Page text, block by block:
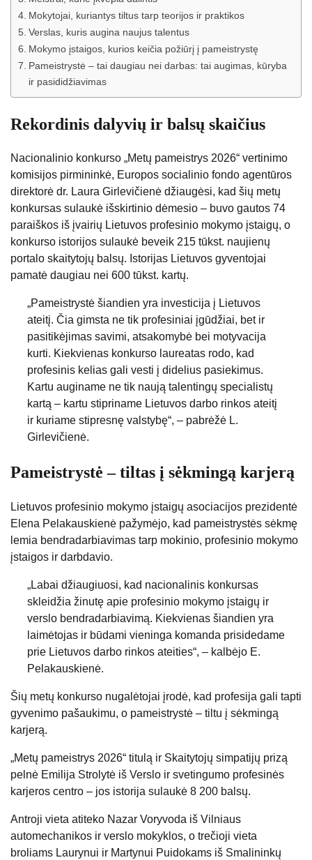
Mokytojai, kuriantys tiltus tarp teorijos ir praktikos
Verslas, kuris augina naujus talentus
Mokymo įstaigos, kurios keičia požiūrį į pameistrystę
Pameistrystė – tai daugiau nei darbas: tai augimas, kūryba
ir pasididžiavimas
Rekordinis dalyvių ir balsų skaičius
Nacionalinio konkurso „Metų pameistrys 2026“ vertinimo
komisijos pirmininkė, Europos socialinio fondo agentūros
direktorė dr. Laura Girlevičienė džiaugėsi, kad šių metų
konkursas sulaukė išskirtinio dėmesio – buvo gautos 74
paraiškos iš įvairių Lietuvos profesinio mokymo įstaigų, o
konkurso istorijos sulaukė beveik 215 tūkst. naujienų
portalo skaitytojų balsų. Istorijas Lietuvos gyventojai
pamatė daugiau nei 600 tūkst. kartų.
„Pameistrystė šiandien yra investicija į Lietuvos
ateitį. Čia gimsta ne tik profesiniai įgūdžiai, bet ir
pasitikėjimas savimi, atsakomybė bei motyvacija
kurti. Kiekvienas konkurso laureatas rodo, kad
profesinis kelias gali vesti į didelius pasiekimus.
Kartu auginame ne tik naują talentingų specialistų
kartą – kartu stipriname Lietuvos darbo rinkos ateitį
ir kuriame stipresnę valstybę“, – pabrėžė L.
Girlevičienė.
Pameistrystė – tiltas į sėkmingą karjerą
Lietuvos profesinio mokymo įstaigų asociacijos prezidentė
Elena Pelakauskienė pažymėjo, kad pameistrystės sėkmę
lemia bendradarbiavimas tarp mokinio, profesinio mokymo
įstaigos ir darbdavio.
„Labai džiaugiuosi, kad nacionalinis konkursas
skleidžia žinutę apie profesinio mokymo įstaigų ir
verslo bendradarbiavimą. Kiekvienas šiandien yra
laimėtojas ir būdami vieninga komanda prisidedame
prie Lietuvos darbo rinkos ateities“, – kalbėjo E.
Pelakauskienė.
Šių metų konkurso nugalėtojai įrodė, kad profesija gali tapti
gyvenimo pašaukimu, o pameistrystė – tiltu į sėkmingą
karjerą.
„Metų pameistrys 2026“ titulą ir Skaitytojų simpatijų prizą
pelnė Emilija Strolytė iš Verslo ir svetingumo profesinės
karjeros centro – jos istorija sulaukė 8 200 balsų.
Antroji vieta atiteko Nazar Voryvoda iš Vilniaus
automechanikos ir verslo mokyklos, o trečioji vieta
broliams Laurynui ir Martynui Puidokams iš Smalininkų